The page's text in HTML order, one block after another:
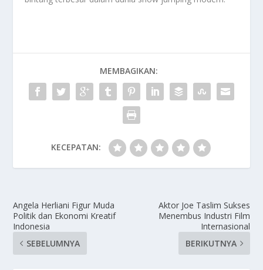
MEMBAGIKAN:
KECEPATAN:
Angela Herliani Figur Muda
Politik dan Ekonomi Kreatif
Indonesia
SEBELUMNYA
Aktor Joe Taslim Sukses
Menembus Industri Film
Internasional
BERIKUTNYA